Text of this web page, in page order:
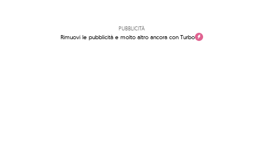
PUBBLICITÀ
Rimuovi le pubblicità e molto altro ancora con Turbo